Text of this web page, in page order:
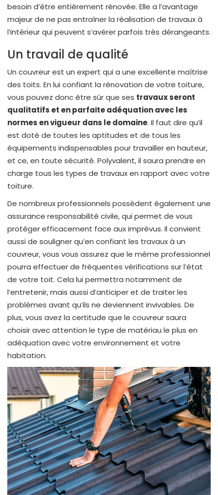
besoin d’être entièrement rénovée. Elle a l’avantage
majeur de ne pas entraîner la réalisation de travaux à
l’intérieur qui peuvent s’avérer parfois très dérangeants.
Un travail de qualité
Un couvreur est un expert qui a une excellente maîtrise
des toits. En lui confiant la rénovation de votre toiture,
vous pouvez donc être sûr que ses travaux seront
qualitatifs et en parfaite adéquation avec les
normes en vigueur dans le domaine. Il faut dire qu’il
est doté de toutes les aptitudes et de tous les
équipements indispensables pour travailler en hauteur,
et ce, en toute sécurité. Polyvalent, il saura prendre en
charge tous les types de travaux en rapport avec votre
toiture.
De nombreux professionnels possèdent également une
assurance responsabilité civile, qui permet de vous
protéger efficacement face aux imprévus. Il convient
aussi de souligner qu’en confiant les travaux à un
couvreur, vous vous assurez que le même professionnel
pourra effectuer de fréquentes vérifications sur l’état
de votre toit. Cela lui permettra notamment de
l’entretenir, mais aussi d’anticiper et de traiter les
problèmes avant qu’ils ne deviennent invivables. De
plus, vous avez la certitude que le couvreur saura
choisir avec attention le type de matériau le plus en
adéquation avec votre environnement et votre
habitation.